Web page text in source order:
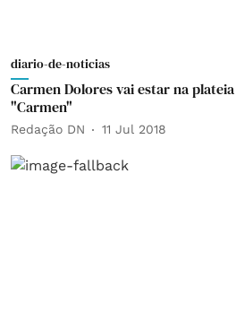
diario-de-noticias
Carmen Dolores vai estar na
"Carmen"
Redação DN 11 Jul 2018